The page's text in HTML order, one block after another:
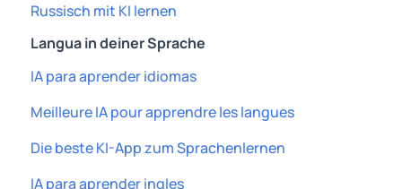
Russisch mit KI lernen
Langua in deiner Sprache
IA para aprender idiomas
Meilleure IA pour apprendre les langues
Die beste KI-App zum Sprachenlernen
IA para aprender ingles